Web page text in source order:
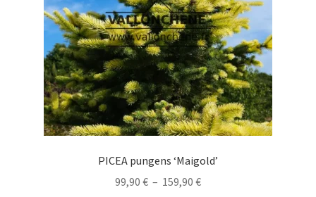
sur
la
page
du
produit
PICEA pungens ‘Maigold’
99,90 € – 159,90 €Plage